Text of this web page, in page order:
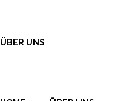
ÜBER UNS